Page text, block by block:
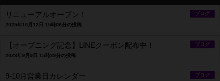
ブログ
リニューアルオープン！
2025年10月12日 15時06分の投稿
ブログ
【オープニング記念】LINEクーポン配布中！
2023年9月9日 15時29分の投稿
ブログ
9-10月営業日カレンダー